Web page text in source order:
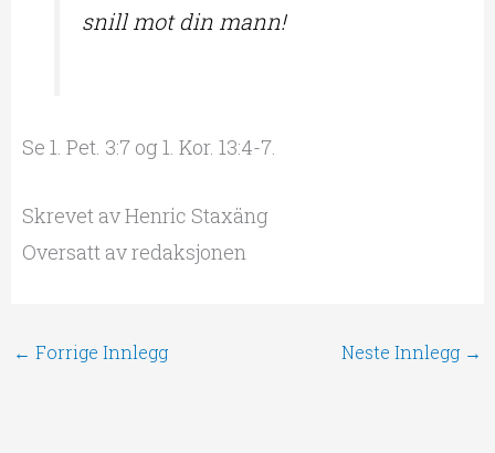
snill mot din mann!
Se 1. Pet. 3:7 og 1. Kor. 13:4-7.
Skrevet av Henric Staxäng
Oversatt av redaksjonen
← Forrige Innlegg Neste Innlegg →